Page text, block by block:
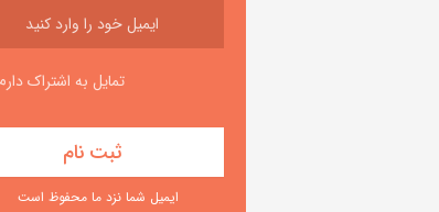
تمایل به اشتراک
ایمیل شما نزد ما محفوظ است